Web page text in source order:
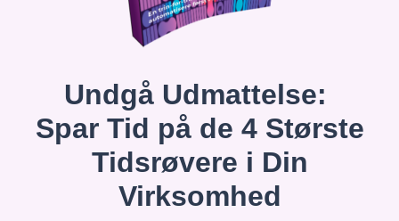
Undgå Udmattelse:
Spar Tid på de 4 Største
Tidsrøvere i Din
Virksomhed